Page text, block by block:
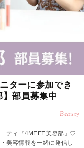
ターに参加でき
部員募集中
Beauty
ティ『4MEEE美容部』♡
美容情報を一緒に発信し